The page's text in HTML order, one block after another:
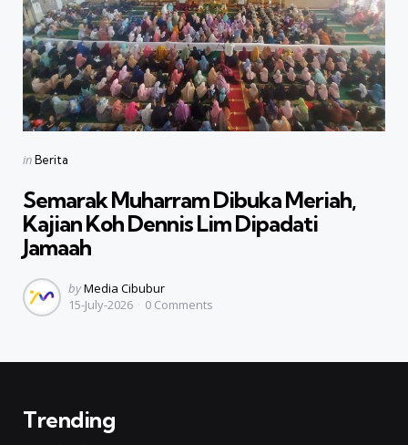
Categories
Posted
inBerita
Semarak Muharram Dibuka Meriah,
Kajian Koh Dennis Lim Dipadati
Jamaah
Posted
by
byMedia Cibubur
15-July-2026
0 Comments
Trending